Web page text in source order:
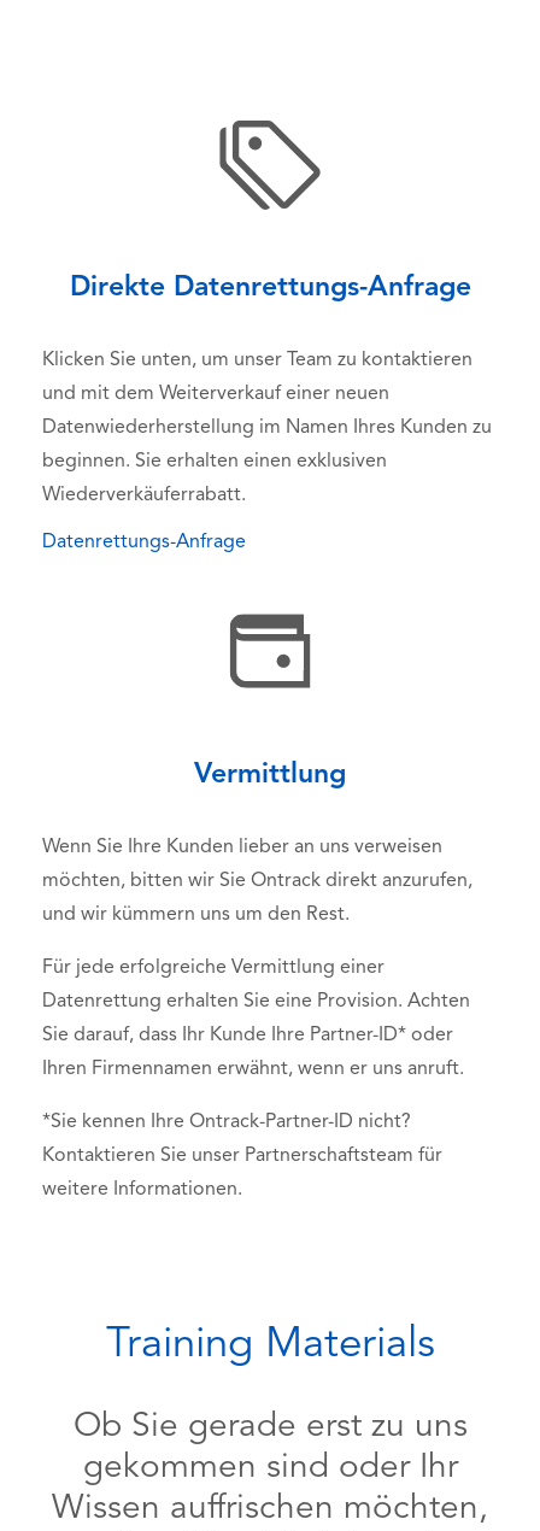
Direkte Datenrettungs-Anfrage
Klicken Sie unten, um unser Team zu kontaktieren
und mit dem Weiterverkauf einer neuen
Datenwiederherstellung im Namen Ihres Kunden zu
beginnen. Sie erhalten einen exklusiven
Wiederverkäuferrabatt.
Datenrettungs-Anfrage
Vermittlung
Wenn Sie Ihre Kunden lieber an uns verweisen
möchten, bitten wir Sie Ontrack direkt anzurufen,
und wir kümmern uns um den Rest.
Für jede erfolgreiche Vermittlung einer
Datenrettung erhalten Sie eine Provision. Achten
Sie darauf, dass Ihr Kunde Ihre Partner-ID* oder
Ihren Firmennamen erwähnt, wenn er uns anruft.
*Sie kennen Ihre Ontrack-Partner-ID nicht?
Kontaktieren Sie unser Partnerschaftsteam für
weitere Informationen.
Training Materials
Ob Sie gerade erst zu uns
gekommen sind oder Ihr
Wissen auffrischen möchten,